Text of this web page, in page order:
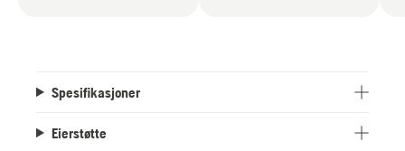
Spesifikasjoner
Eierstøtte